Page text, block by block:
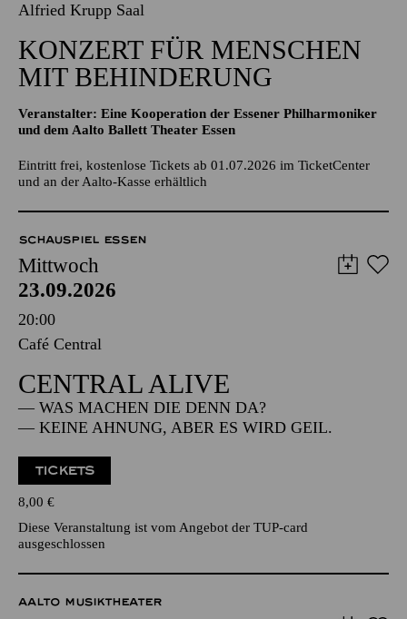
Alfried Krupp Saal
KONZERT FÜR MENSCHEN
MIT BEHINDERUNG
Veranstalter: Eine Kooperation der Essener Philharmoniker
und dem Aalto Ballett Theater Essen
Eintritt frei, kostenlose Tickets ab 01.07.2026 im TicketCenter
und an der Aalto-Kasse erhältlich
SCHAUSPIEL ESSEN
Mittwoch
23.09.2026
20:00
Café Central
CENTRAL ALIVE
— WAS MACHEN DIE DENN DA?
— KEINE AHNUNG, ABER ES WIRD GEIL.
TICKETS
8,00 €
Diese Veranstaltung ist vom Angebot der TUP-card
ausgeschlossen
AALTO MUSIKTHEATER